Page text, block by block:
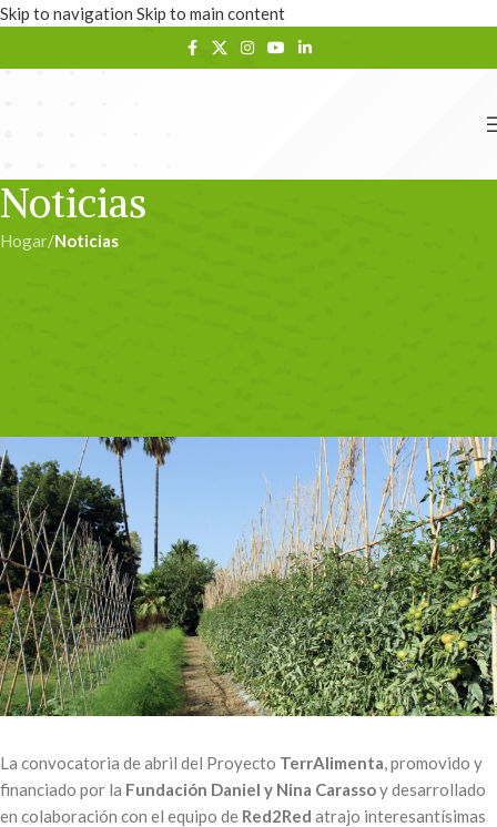
Skip to navigation Skip to main content
Noticias
Hogar/Noticias
La convocatoria de abril del Proyecto TerrAlimenta, promovido y
financiado por la Fundación Daniel y Nina Carassoy desarrollado
en colaboración con el equipo de Red2Red atrajo interesantísimas